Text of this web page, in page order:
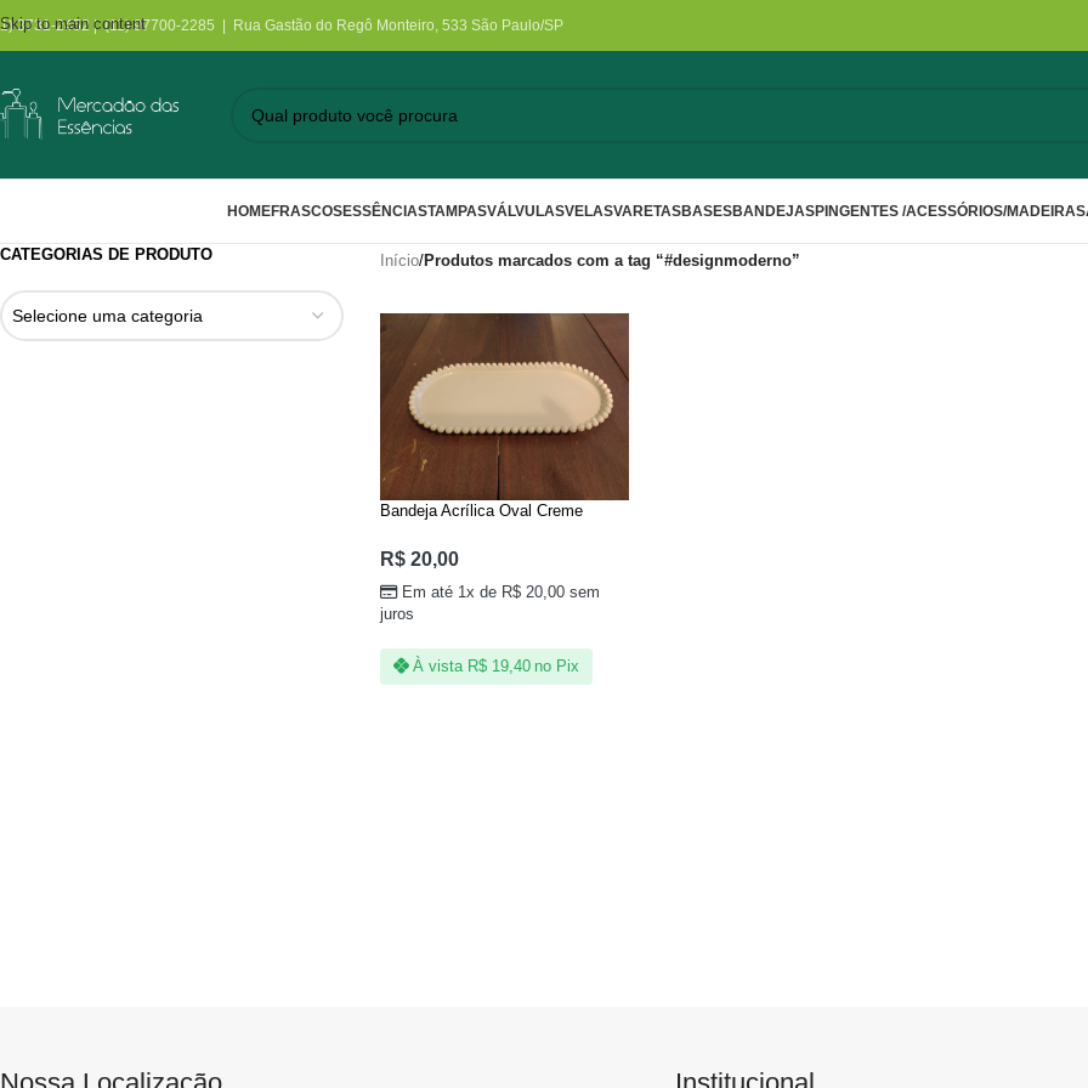
Skip to main content
3731-2452 | (11) 97700-2285 | Rua Gastão do Regô Monteiro, 533 São Paulo/SP
HOMEFRASCOSESSÊNCIASTAMPASVÁLVULASVELASVARETASBASESBANDEJASPINGENTES /ACESSÓRIOS/MADEIRA
CATEGORIAS DE PRODUTO
Selecione uma categoria
Início/Produtos marcados com a tag “#designmoderno”
Bandeja Acrílica Oval Creme
R$20,00
Em até 1x de R$ 20,00 sem
juros
À vista R$19,40 no Pix